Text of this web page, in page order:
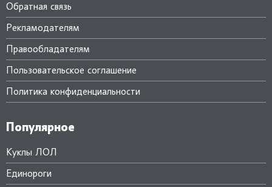
Обратная связь
Рекламодателям
Правообладателям
Пользовательское соглашение
Политика конфиденциальности
Популярное
Куклы ЛОЛ
Единороги